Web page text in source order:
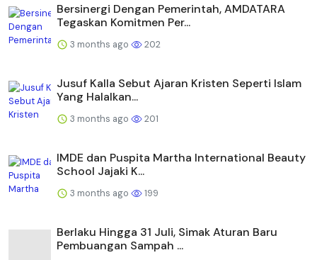
Bersinergi Dengan Pemerintah, AMDATARA
Tegaskan Komitmen Per...
3 months ago 202
Jusuf Kalla Sebut Ajaran Kristen Seperti Islam
Yang Halalkan...
3 months ago 201
IMDE dan Puspita Martha International Beauty
School Jajaki K...
3 months ago 199
Berlaku Hingga 31 Juli, Simak Aturan Baru
Pembuangan Sampah ...